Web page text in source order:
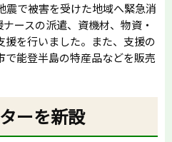
震で被害を受けた地域へ緊急消
ースの派遣、資機材、物資・
を行いました。また、支援の
能登半島の特産品などを販売
ーを新設